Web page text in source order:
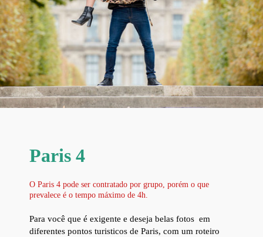
Paris 4
O Paris 4 pode ser contratado por grupo, porém o que
prevalece é o tempo máximo de 4h.
Para você que é exigente e deseja belas fotos em
diferentes pontos turisticos de Paris, com um roteiro